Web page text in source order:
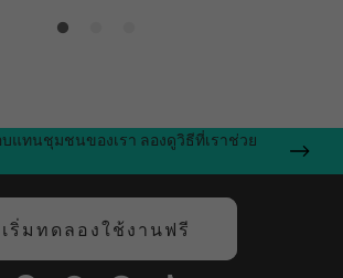
บแทนชุมชนของเรา ลองดูวิธีที่เราช่วย
เริ่มทดลองใช้งานฟรี